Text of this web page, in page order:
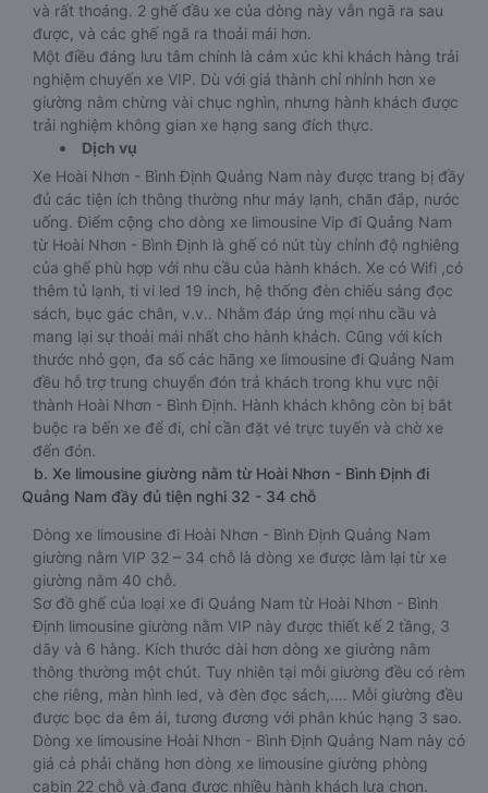
và rất thoáng. 2 ghế đầu xe của dòng này vẫn ngã ra sau
được, và các ghế ngã ra thoải mái hơn.
Một điều đáng lưu tâm chính là cảm xúc khi khách hàng trải
nghiệm chuyến xe VIP. Dù với giá thành chỉ nhỉnh hơn xe
giường nằm chừng vài chục nghìn, nhưng hành khách được
trải nghiệm không gian xe hạng sang đích thực.
Dịch vụ
Xe Hoài Nhơn - Bình Định Quảng Nam này được trang bị đầy
đủ các tiện ích thông thường như máy lạnh, chăn đắp, nước
uống. Điểm cộng cho dòng xe limousine Vip đi Quảng Nam
từ Hoài Nhơn - Bình Định là ghế có nút tùy chỉnh độ nghiêng
của ghế phù hợp với nhu cầu của hành khách. Xe có Wifi ,có
thêm tủ lạnh, ti vi led 19 inch, hệ thống đèn chiếu sáng đọc
sách, bục gác chân, v.v.. Nhằm đáp ứng mọi nhu cầu và
mang lại sự thoải mái nhất cho hành khách. Cũng với kích
thước nhỏ gọn, đa số các hãng xe limousine đi Quảng Nam
đều hỗ trợ trung chuyển đón trả khách trong khu vực nội
thành Hoài Nhơn - Bình Định. Hành khách không còn bị bắt
buộc ra bến xe để đi, chỉ cần đặt vé trực tuyến và chờ xe
đến đón.
b. Xe limousine giường nằm từ Hoài Nhơn - Bình Định đi
Quảng Nam đầy đủ tiện nghi 32 - 34 chỗ
Dòng xe limousine đi Hoài Nhơn - Bình Định Quảng Nam
giường nằm VIP 32 – 34 chỗ là dòng xe được làm lại từ xe
giường nằm 40 chỗ.
Sơ đồ ghế của loại xe đi Quảng Nam từ Hoài Nhơn - Bình
Định limousine giường nằm VIP này được thiết kế 2 tầng, 3
dãy và 6 hàng. Kích thước dài hơn dòng xe giường nằm
thông thường một chút. Tuy nhiên tại mỗi giường đều có rèm
che riêng, màn hình led, và đèn đọc sách,…. Mỗi giường đều
được bọc da êm ái, tương đương với phân khúc hạng 3 sao.
Dòng xe limousine Hoài Nhơn - Bình Định Quảng Nam này có
giá cả phải chăng hơn dòng xe limousine giường phòng
cabin 22 chỗ và đang được nhiều hành khách lựa chọn.